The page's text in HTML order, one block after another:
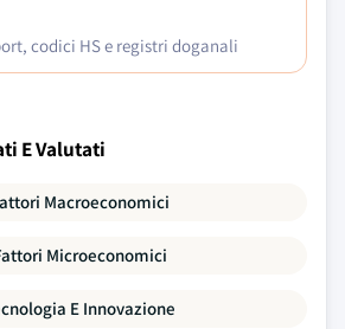
codici HS e registri doganali
E Valutati
Macroeconomici
Microeconomici
E Innovazione